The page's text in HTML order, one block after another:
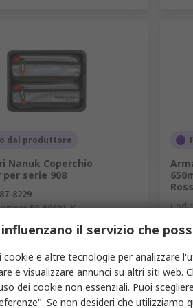
dal produttore
Nanuk Coperchio
serie 908
8229
50-90801-K
unità
il servizio che
cookie e altre tecnologie per analizzare
e visualizzare annunci su altri siti web.
dei cookie non essenziali. Puoi
Se non desideri che utilizziamo